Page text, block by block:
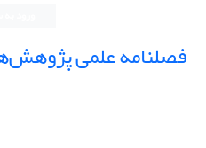
فصلنامه علمی